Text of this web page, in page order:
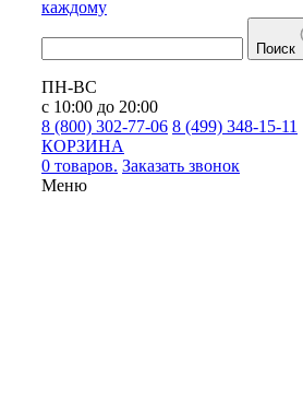
каждому
Поиск
ПН-ВС
с 10:00 до 20:00
8 (800) 302-77-06 8 (499) 348-15-11
КОРЗИНА
0 товаров. Заказать звонок
Меню